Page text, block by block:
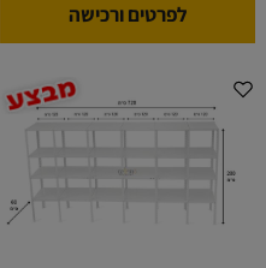
לפרטים ורכישה